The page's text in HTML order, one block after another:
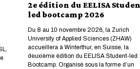
2e édition du EELISA
led bootcamp 2026
Du 8 au 10 novembre 2026, la Zurich
University of Applied Sciences (ZHAW)
accueillera à Winterthur, en Suisse, la
deuxième édition du EELISA Student-led
Bootcamp. Organisé sous la forme d’un